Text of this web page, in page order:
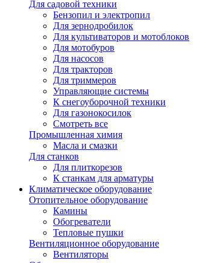
Для садовой техники
Бензопил и электропил
Для зернодробилок
Для культиваторов и мотоблоков
Для мотобуров
Для насосов
Для тракторов
Для триммеров
Управляющие системы
К снегоуборочной техники
Для газонокосилок
Смотреть все
Промышленная химия
Масла и смазки
Для станков
Для плиткорезов
К станкам для арматуры
Климатическое оборудование
Отопительное оборудование
Камины
Обогреватели
Тепловые пушки
Вентиляционное оборудование
Вентиляторы